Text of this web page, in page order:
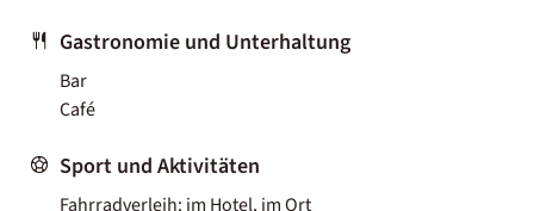
Gastronomie und Unterhaltung
Bar
Café
Sport und Aktivitäten
Fahrradverleih: im Hotel, im Ort